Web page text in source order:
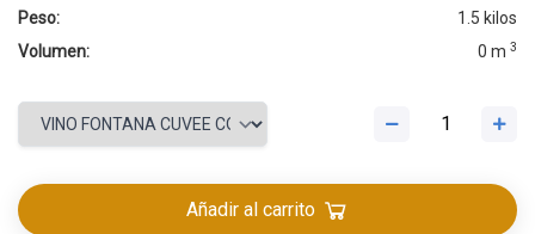
Peso:
1.5 kilos
Volumen:
0 m 3
Añadir al carrito